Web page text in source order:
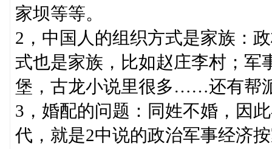
家坝等等。
2，中国人的组织方式是家族：
式也是家族，比如赵庄李村；军
堡，古龙小说里很多……还有帮
3，婚配的问题：同姓不婚，因
代，就是2中说的政治军事经济